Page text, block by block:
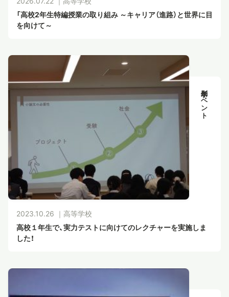
在校生・保護者・卒業生の方へ
「高校2年生特編授業の取り組み ～キャリア（進路）と世界に目
を向けて～
学年別イベント
2023.10.26 ｜ 高等学校
高校１年生で、実力テストに向けてのレクチャーを実施しま
した！